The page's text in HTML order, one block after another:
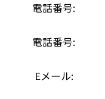
電話番号:
電話番号:
Eメール: